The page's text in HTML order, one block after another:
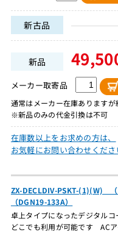
新古品
新品
メーカー取寄品
通常はメーカー在庫ありますが
※新品のみの代金引換は不可
在庫数以上をお求めの方は、
お気軽にお問い合わせくださ
ZX-DECLDIV-PSKT-(1)(W) （
（DGN19-133A）
卓上タイプになったデジタル
どこでも利用が可能です ACア